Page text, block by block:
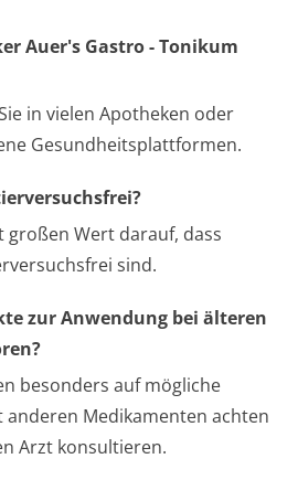
Auer's Gastro - Tonikum
in vielen Apotheken oder
Gesundheitsplattformen.
großen Wert darauf, dass
sind.
zur Anwendung bei älteren
besonders auf mögliche
Medikamenten achten
Arzt konsultieren.